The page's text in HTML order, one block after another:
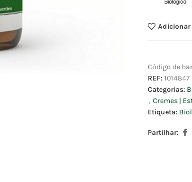
Biológico
Adicionar
Código de
REF: 1014847
Categorias:
, Cremes |
Etiqueta:
Partilhar: